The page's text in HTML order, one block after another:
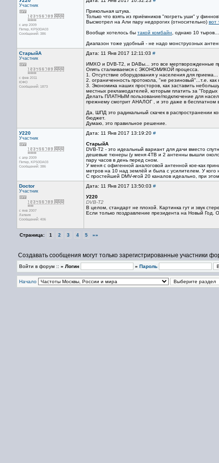
Участник
с апр 2009
Питер, KP50DA03
Сообщений: 386
Прикольная штука.
Только что взять из приёмников "погреть уши" у
Высмотрел на Али пару недорогих (относительно) вот
Вообще хотелось бы такой комбайн , однако 10 тыров...
Диапазон тоже удобный - не надо монструозных
СтарыйА
Участник
с фев 2011
ЮФО
Сообщений: 1873
Дата: 11 Янв 2017 12:11:03 #
ИМХО и DVB-T2, и DABы... это все мертворожденные
Опять сталкиваемся с ЭКОНОМИКОЙ процесса.
1. Отсутствие оборудования у населения для приема...
2. ограниченность протокола, "не резиновый"...т.е.
3. Экономика наших просторов, как заставить
местных рекламодателей, которым платить за
Делать ПЛАТНЫМ пользование/подключение для
прежнему смотрит АНАЛОГ , и это даже в бесплатном
Да, ШПД это радикальный скачек в распространении
бюджет.
Думаю, это правильное решение.
У220
Участник
с апр 2009
Питер, KP50DA03
Сообщений: 386
Дата: 11 Янв 2017 13:19:20 #
СтарыйА
DVB-T2 - это идеальный вариант для дачи вместо
дешевые тюнеры (у меня 4ТВ и 2 антенны вышли
пару часов в день перед сном.
У меня с офигенной аналоговой антенной кое-как
метров на 10 над землёй и была с усилителем. У
С простейшей DMV-ягой 20 каналов идеально, при
Doctor
Участник
с янв 2007
Латвия
Сообщений: 406
Дата: 11 Янв 2017 13:50:03 #
У220
DVB-T2
В целом, стандарт не плохой. Картинка гут и звук
Если только поздравление президента на Новый Год.
Страница: 1 2 3 4 5 »»
Создавать сообщения могут только зарегистрированные участники
Войти в форум :: » Логин » Пароль
Начало